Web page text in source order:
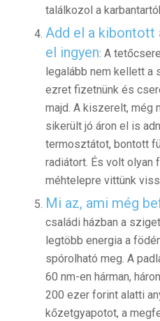
találkozol a
Add el a kibontott
el ingyen: A
legalább nem kellett
ezret fizetnünk és
majd. A kiszerelt, még
sikerült jó áron el is
termosztátot, bontott
radiátort. És volt olyan
méhtelepre vittünk
Mi az, ami még
családi házban a
legtöbb energia a
spórolható meg. A
60 nm-en hárman,
200 ezer forint alatti
kőzetgyapotot, a